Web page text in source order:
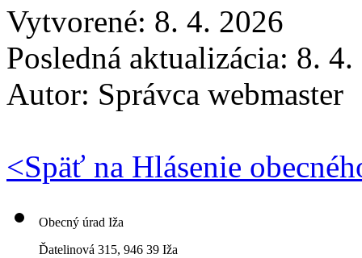
Vytvorené: 8. 4. 2026
Posledná aktualizácia: 8.
Autor: Správca webmaster
<Späť na Hlásenie
Obecný úrad Iža
Ďatelinová 315, 946 39 Iža